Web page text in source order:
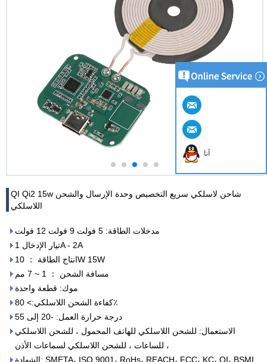
QI Qi2 15w شاحن لاسلكي سريع التخصيص وحدة الإرسال والشحن
اللاسلكي
مدخلات الطاقة: 5 فولت 9 فولت 12 فولت
تيار الإدخال 1A - 2A
انتاج الطاقة ： 10W 15W
مسافة الشحن ： 1 ~ 7 مم
موك: قطعة واحدة
كفاءة الشحن اللاسلكي:> 80٪
درجة حرارة العمل: -20 إلى 55
الاستعمال: للشحن اللاسلكي للهاتف المحمول ، للشحن اللاسلكي
للساعات ، للشحن اللاسلكي لسماعات الأذن ،
الشهادة: SMETA، ISO 9001، RoHs، REACH، FCC، KC، QI، BSMI.
آنا